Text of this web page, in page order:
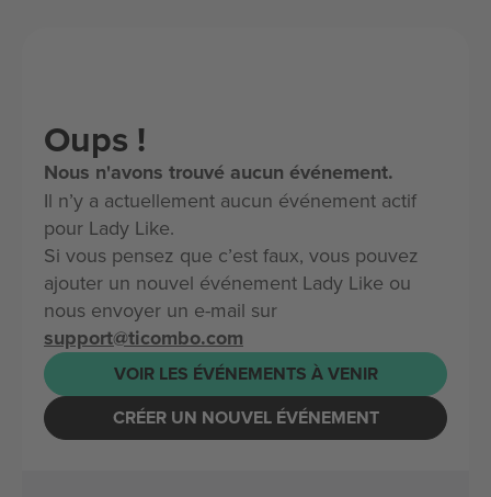
Oups !
Nous n'avons trouvé aucun événement.
Il n’y a actuellement aucun événement actif
pour Lady Like.
Si vous pensez que c’est faux, vous pouvez
ajouter un nouvel événement Lady Like ou
nous envoyer un e-mail sur
support@ticombo.com
VOIR LES ÉVÉNEMENTS À VENIR
CRÉER UN NOUVEL ÉVÉNEMENT